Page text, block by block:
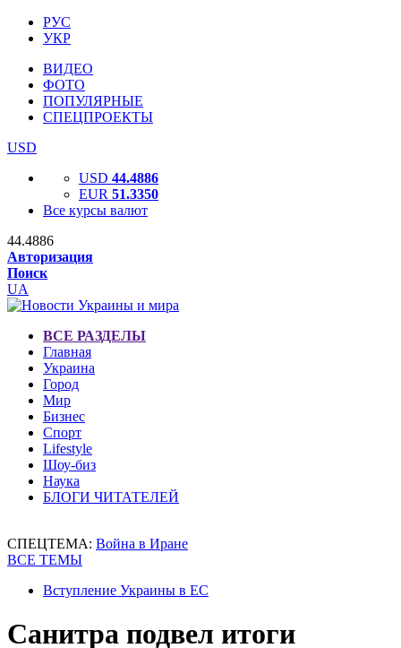
РУС
УКР
ВИДЕО
ФОТО
ПОПУЛЯРНЫЕ
СПЕЦПРОЕКТЫ
USD
USD 44.4886
EUR 51.3350
Все курсы валют
44.4886
Авторизация
Поиск
UA
ВСЕ РАЗДЕЛЫ
Главная
Украина
Город
Мир
Бизнес
Спорт
Lifestyle
Шоу-биз
Наука
БЛОГИ ЧИТАТЕЛЕЙ
СПЕЦТЕМА: Война в Иране
ВСЕ ТЕМЫ
Вступление Украины в ЕС
Санитра подвел итоги